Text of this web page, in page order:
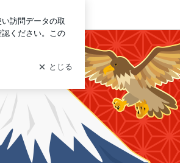
ファイン」 ＝「ファイン メディ
ログイン